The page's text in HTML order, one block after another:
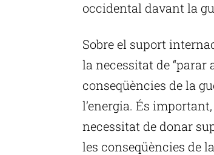
occidental davant la
Sobre el suport
la necessitat de “parar
conseqüències de la
l’energia. És
necessitat de donar
les conseqüències de